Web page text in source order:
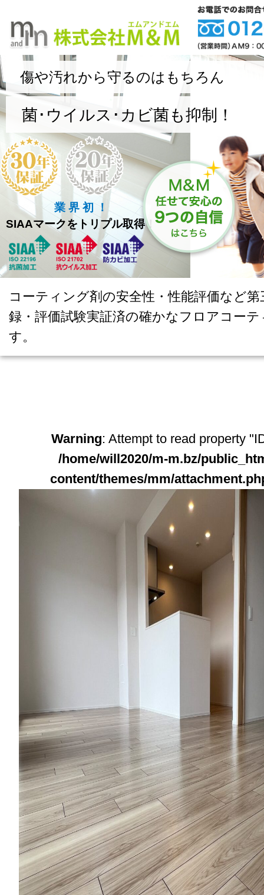
傷や汚れから守るのはもちろん
菌･ウイルス･カビ菌も抑制！
業 界 初 ！
SIAAマークをトリプル取得！
コーティング剤の安全性・性能評価など
録・評価試験実証済の確かなフロアコー
す。
Warning: Attempt to read property
/home/will2020/m-m.bz/
content/themes/mm/